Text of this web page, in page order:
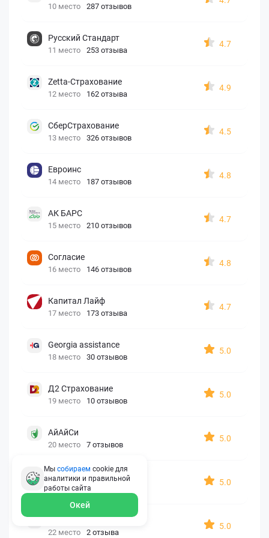
10 место 287 отзывов
Русский Стандарт
11 место 253 отзыва
4.7
Zetta-Страхование
12 место 162 отзыва
4.9
СберСтрахование
13 место 326 отзывов
4.5
Евроинс
14 место 187 отзывов
4.8
АК БАРС
15 место 210 отзывов
4.7
Согласие
16 место 146 отзывов
4.8
Капитал Лайф
17 место 173 отзыва
4.7
Georgia assistance
18 место 30 отзывов
5.0
Д2 Страхование
19 место 10 отзывов
5.0
АйАйСи
20 место 7 отзывов
5.0
OxySport
21 место 6 отзывов
5.0
ERGO AXA
22 место 2 отзыва
5.0
Мы собираем cookie для
аналитики и правильной
работы сайта
Окей